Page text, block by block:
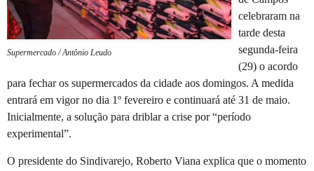
Supermercado / Antônio Leudo
celebraram na
tarde desta
segunda-feira
(29) o acordo
para fechar os supermercados da cidade aos domingos. A medida
entrará em vigor no dia 1º fevereiro e continuará até 31 de maio.
Inicialmente, a solução para driblar a crise por “período
experimental”.
O presidente do Sindivarejo, Roberto Viana explica que o momento